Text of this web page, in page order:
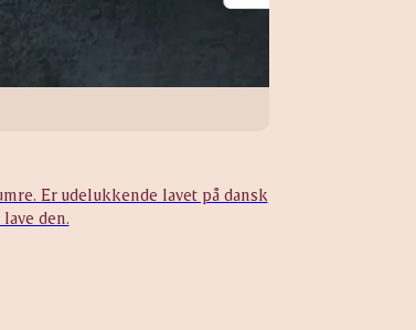
Er udelukkende lavet på dansk
den.